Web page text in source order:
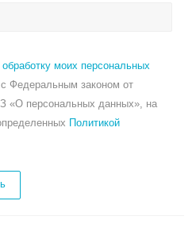
обработку моих персональных
с Федеральным законом от
«О персональных данных», на
Политикой